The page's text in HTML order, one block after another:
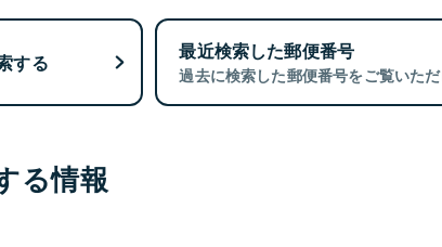
する 最近検索した郵便番号
過去に検索した郵便番号をご覧いただ
る情報